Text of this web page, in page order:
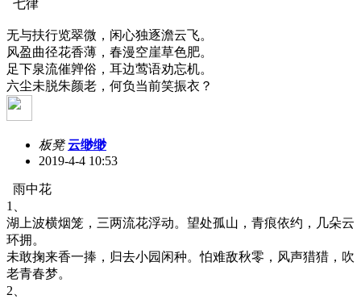
七律
无与扶行览翠微，闲心独逐澹云飞。
风盈曲径花香薄，春漫空崖草色肥。
足下泉流催亸俗，耳边莺语劝忘机。
六尘未脱朱颜老，何负当前笑振衣？
板凳 云缈缈
2019-4-4 10:53
雨中花
1、
湖上波横烟笼，三两流花浮动。望处孤山，青痕依约，几朵云
环拥。
未敢掬来香一捧，归去小园闲种。怕难敌秋零，风声猎猎，吹
老青春梦。
2、